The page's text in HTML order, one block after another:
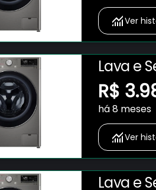
Ver
Lava e
R$
há 8 meses
Ver
Lava e